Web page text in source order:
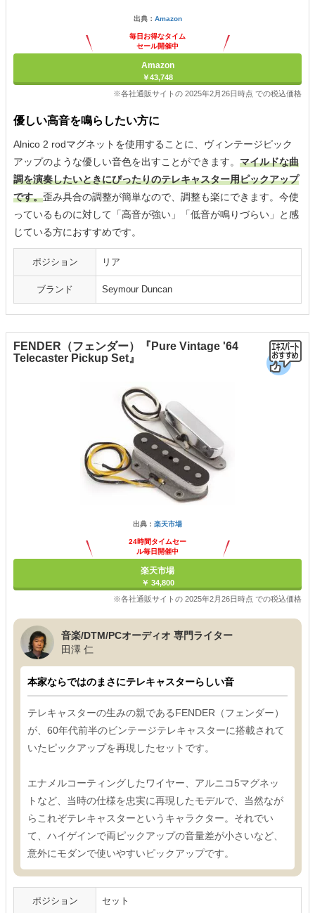
出典： Amazon
毎日お得なタイム
セール開催中
Amazon
￥43,748
※各社通販サイトの 2025年2月26日時点 での税込価格
優しい高音を鳴らしたい方に
Alnico 2 rodマグネットを使用することに、ヴィンテージピック
アップのような優しい音色を出すことができます。 マイルドな曲
調を演奏したいときにぴったりのテレキャスター用ピックアップ
です。歪み具合の調整が簡単なので、調整も楽にできます。今使
っているものに対して「高音が強い」「低音が鳴りづらい」と感
じている方におすすめです。
ポジション リア
ブランド Seymour Duncan
FENDER（フェンダー）『Pure Vintage '64
Telecaster Pickup Set』
出典： 楽天市場
24時間タイムセー
ル毎日開催中
楽天市場
￥ 34,800
※各社通販サイトの 2025年2月26日時点 での税込価格
音楽/DTM/PCオーディオ 専門ライター
田澤 仁
本家ならではのまさにテレキャスターらしい音
テレキャスターの生みの親であるFENDER（フェンダー）
が、60年代前半のビンテージテレキャスターに搭載されて
いたピックアップを再現したセットです。
エナメルコーティングしたワイヤー、アルニコ5マグネッ
トなど、当時の仕様を忠実に再現したモデルで、当然なが
らこれぞテレキャスターというキャラクター。それでい
て、ハイゲインで両ピックアップの音量差が小さいなど、
意外にモダンで使いやすいピックアップです。
ポジション セット